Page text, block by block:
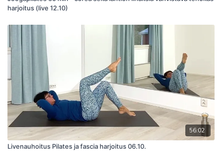
harjoitus (live 12.10)
56:02
Livenauhoitus Pilates ja fascia harjoitus 06.10.